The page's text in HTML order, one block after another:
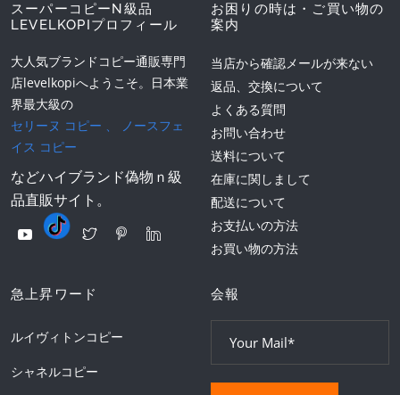
スーパーコピーN級品
LEVELKOPIプロフィール
大人気ブランドコピー通販専門
店levelkopiへようこそ。日本業
界最大級の
セリーヌ コピー 、
ノースフェ
イス コピー
などハイブランド偽物ｎ級
品直販サイト。
お困りの時は・ご買い物の
案内
当店から確認メールが来ない
返品、交換について
よくある質問
お問い合わせ
送料について
在庫に関しまして
配送について
お支払いの方法
お買い物の方法
急上昇ワード
ルイヴィトンコピー
シャネルコピー
会報